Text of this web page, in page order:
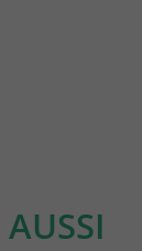
AUSSI